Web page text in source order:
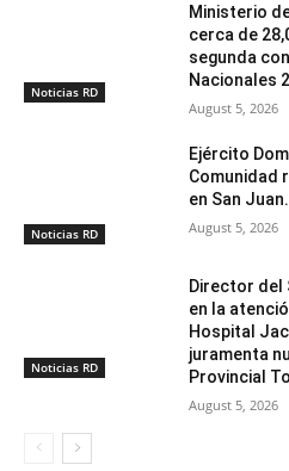
Noticias RD
Ministerio
cerca de
segunda
Nacionales
August 5, 2026
Noticias RD
Ejército
Comunidad
en San
August 5, 2026
Noticias RD
Director del
en la
Hospital
juramenta
Provincial
August 5, 2026